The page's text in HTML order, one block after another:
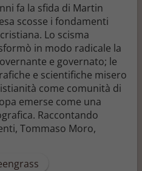
fa la sfida di Martin
scosse i fondamenti
Lo scisma
in modo radicale la
e governato; le
e scientifiche misero
come comunità di
emerse come una
Raccontando
Tommaso Moro,